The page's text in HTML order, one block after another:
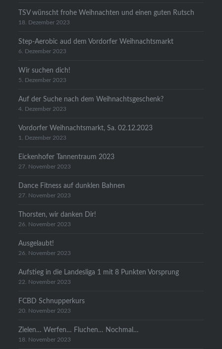
TSV wünscht frohe Weihnachten und einen guten Rutsch
18. Dezember 2023
Step-Aerobic aud dem Vordorfer Weihnachtsmarkt
6. Dezember 2023
Wir suchen dich!
5. Dezember 2023
Auf der Suche nach dem Weihnachtsgeschenk?
4. Dezember 2023
Vordorfer Weihnachtsmarkt, Sa. 02.12.2023
1. Dezember 2023
Eickenhofer Tannentraum 2023
27. November 2023
Dance Fitness auf dunklen Bahnen
27. November 2023
Thorsten, wir danken Dir!
26. November 2023
Ausgelaubt!
26. November 2023
Aufstieg in die Landesliga 1 mit 8 Punkten Vorsprung
22. November 2023
FCBD Schnupperkurs
20. November 2023
Zielen… Werfen… Fluchen… Nochmal…
18. November 2023